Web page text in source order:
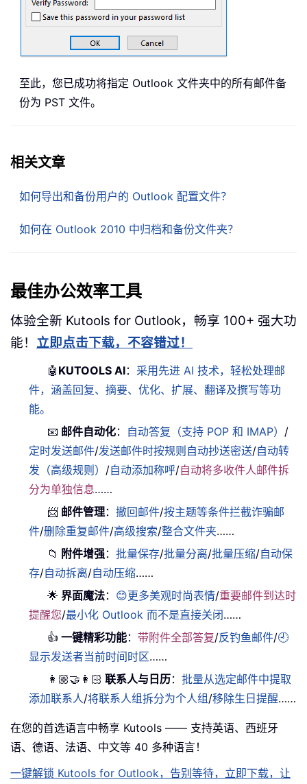
至此，您已成功将指定 Outlook 文件夹中的所有邮件备
份为 PST 文件。
相关文章
如何导出和备份用户的 Outlook 配置文件？
如何在 Outlook 2010 中归档和备份文件夹？
最佳办公效率工具
体验全新 Kutools for Outlook，畅享 100+ 强大功
能！ 立即点击下载，不容错过！
🤖 KUTOOLS AI： 采用先进 AI 技术，轻松处理邮
件，涵盖回复、摘要、优化、扩展、翻译及撰写等功
能。
📧 邮件自动化： 自动答复（支持 POP 和 IMAP） /
定时发送邮件/发送邮件时按规则自动抄送密送/自动转
发（高级规则） /自动添加称呼/自动将多收件人邮件拆
分为单独信息……
📨 邮件管理：撤回邮件/按主题等条件拦截诈骗邮
件/删除重复邮件/高级搜索/整合文件夹……
📁 附件增强：批量保存/批量分离/批量压缩/自动保
存/自动拆离/自动压缩……
🌟 界面魔法： 😊更多美观时尚表情/重要邮件到达时
提醒您/最小化 Outlook 而不是直接关闭……
👍 一键精彩功能：带附件全部答复/反钓鱼邮件/🕘
显示发送者当前时间时区……
👩🏼‍🤝‍👩🏻 联系人与日历：批量从选定邮件中提取
添加联系人/将联系人组拆分为个人组 /移除生日提醒……
在您的首选语言中畅享 Kutools —— 支持英语、西班牙
语、德语、法语、中文等 40 多种语言！
一键解锁 Kutools for Outlook，告别等待，立即下载，让